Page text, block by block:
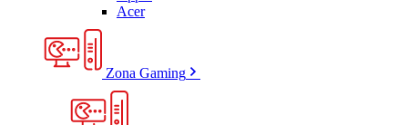
Acer
Zona Gaming